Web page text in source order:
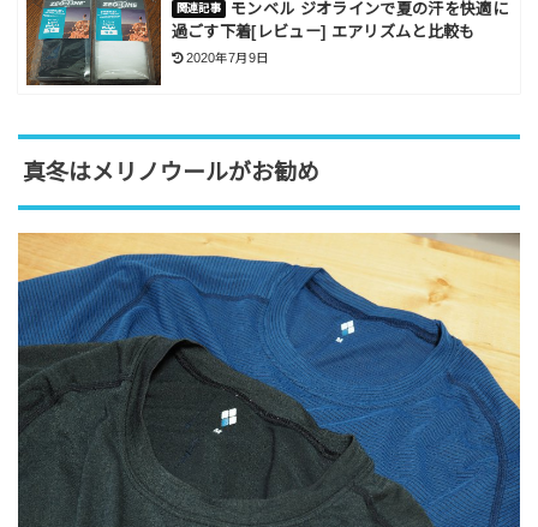
モンベル ジオラインで夏の汗を快適に
過ごす下着[レビュー] エアリズムと比較も
2020年7月9日
真冬はメリノウールがお勧め